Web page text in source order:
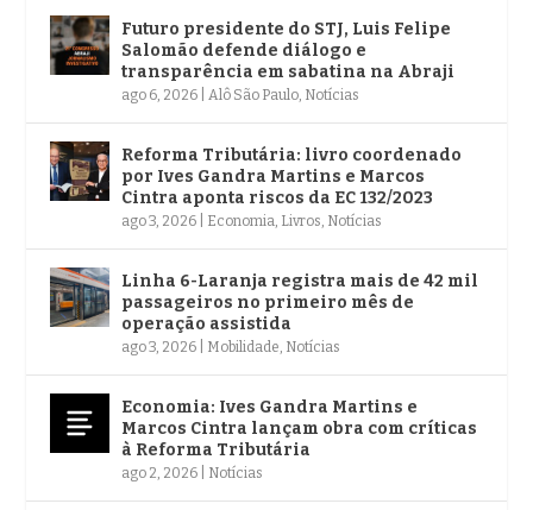
Futuro presidente do STJ, Luis Felipe
Salomão defende diálogo e
transparência em sabatina na Abraji
ago 6, 2026 |Alô São Paulo, Notícias
Reforma Tributária: livro coordenado
por Ives Gandra Martins e Marcos
Cintra aponta riscos da EC 132/2023
ago 3, 2026 Economia, Livros, Notícias
Linha 6-Laranja registra mais de 42 mil
passageiros no primeiro mês de
operação assistida
ago 3, 2026 Mobilidade, Notícias
Economia: Ives Gandra Martins e
Marcos Cintra lançam obra com críticas
à Reforma Tributária
ago 2, 2026 Notícias